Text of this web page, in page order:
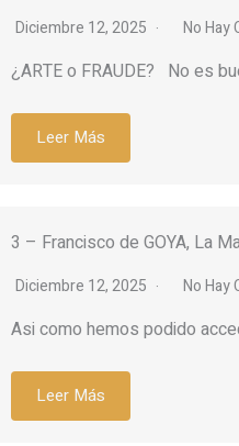
Diciembre 12, 2025 No Hay
¿ARTE o FRAUDE? No es
Leer Más
3 – Francisco de GOYA, La
Diciembre 12, 2025 No Hay
Asi como hemos podido
Leer Más